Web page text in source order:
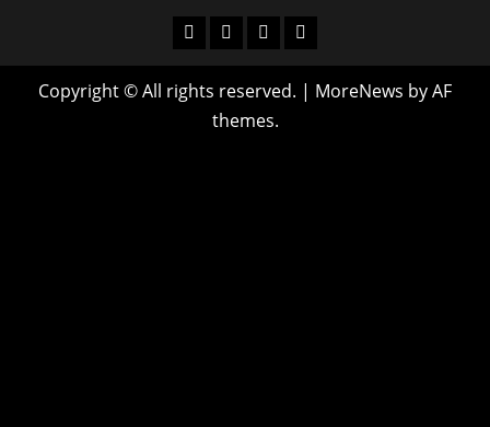
HomeACADEMIA
DE
MARKETING
DIGITAL
marketing
digital
HERRAMIENTAS
Copyright © All rights reserved. | MoreNews by AF
themes.